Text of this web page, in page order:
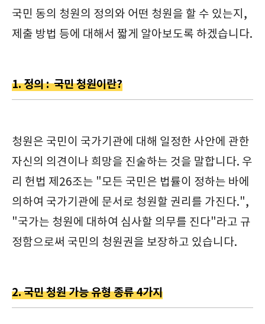
국민 동의 청원의 정의와 어떤 청원을 할 수 있는지,
제출 방법 등에 대해서 짧게 알아보도록 하겠습니다.
1. 정의 : 국민 청원이란?
청원은 국민이 국가기관에 대해 일정한 사안에 관한
자신의 의견이나 희망을 진술하는 것을 말합니다. 우
리 헌법 제26조는 "모든 국민은 법률이 정하는 바에
의하여 국가기관에 문서로 청원할 권리를 가진다.",
"국가는 청원에 대하여 심사할 의무를 진다"라고 규
정함으로써 국민의 청원권을 보장하고 있습니다.
2. 국민 청원 가능 유형 종류 4가지